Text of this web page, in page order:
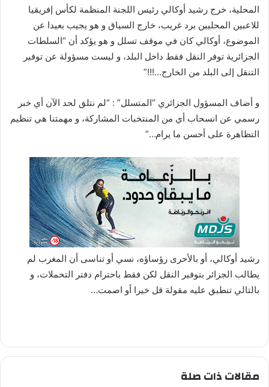
المحلية، خرج رشيد أوكالي رئيس اللجنة المنظمة لكأس إفريقيا
للاعبين المحليين برد غريب، خارج السياق و هو يجيب بعيدا عن
الموضوع، أوكالي كان في موقف تسلل و هو يؤكد أن “السلطات
الجزائرية توفر النقل فقط داخل البلد، و ليست مسؤولة عن توفير
التنقل إلى البلد من الخارج…!!!”
و أضاف المسؤول الجزائري “المتسلل” : “لم نتلق لحد الآن أي خبر
رسمي عن انسحاب أي من المنتخبات المشاركة، و مهمتنا هي تنظيم
التظاهرة على أحسن ما يرام…”
رشيد أوكالي، أو بالأحرى رؤساؤه، نسي أو تناسى أن المغرب لم
يطالب الجزائر بتوفير النقل لكن فقط باحترام دفتر التحملات، و
بالتالي تنطبق عليه مقولة قل خيرا أو اصمت…
مقالات ذات صلة